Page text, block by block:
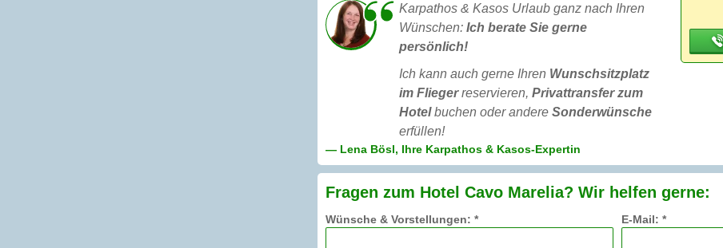
Karpathos & Kasos Urlaub ganz nach Ihren
Wünschen: Ich berate Sie gerne
persönlich!
Ich kann auch gerne Ihren Wunschsitzplatz
im Fliegerreservieren, Privattransfer zum
Hotelbuchen oder andere Sonderwünsche
erfüllen!
— Lena Bösl, Ihre Karpathos & Kasos-Expertin
Fragen zum Hotel Cavo Marelia? Wir helfen gerne:
Wünsche & Vorstellungen: * E-Mail: *